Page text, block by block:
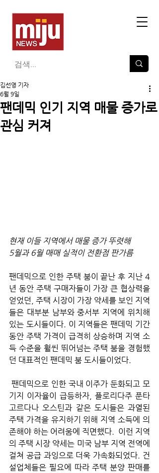
팬데믹 인기 지역 매물 증가로
관심 커져
김선영 기자
6월 9일
현재 이들 지역에서 매물 증가 뚜렷해
5월과 6월 매매 실적이 전환점 판가름
팬데믹으로 인한 주택 붐이 끝난 후 지난 4
년 동안 주택 구매자들이 가장 큰 협상력을
얻었던, 주택 시장이 가장 약세를 보인 지역
들은 대부분 남부와 중서부 지역에 위치해
있는 도시들이다. 이 지역들은 팬데믹 기간
동안 주택 가격이 급격히 상승하며 지역 소
득 수준을 훨씬 뛰어넘는 주택 붐을 경험했
던 대표적인 팬데믹 붐 도시들이었다.
기지 이자율이 급등하자, 플로리다주 푼타
고르다나 오스틴과 같은 도시들은 과열된
주택 가격을 유지하기 위해 지역 소득에 의
존해야 하는 어려움에 직면했다.  이런 지역
의 주택 시장 약세는 미국 남부 지역 전역에
걸쳐 공급 과잉으로 더욱 가속화되었다. 건
설업체들은 필요에 따라 주택 분양 판매를